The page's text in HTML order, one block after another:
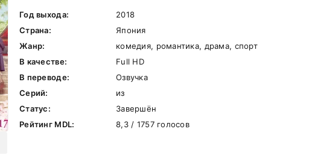
Год выхода:
2018
Страна:
Япония
Жанр:
комедия, романтика, драма, спорт
В качестве:
Full HD
В переводе:
Озвучка
Серий:
из
Статус:
Завершён
Рейтинг MDL:
8,3 / 1757 голосов